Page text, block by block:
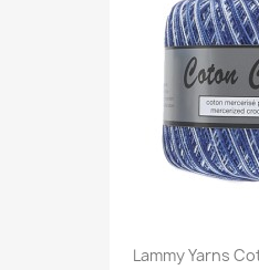
Lammy Yarns